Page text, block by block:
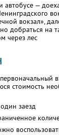
автобусе —
вокзал»,
добраться на
через лес
стоимость
заезд